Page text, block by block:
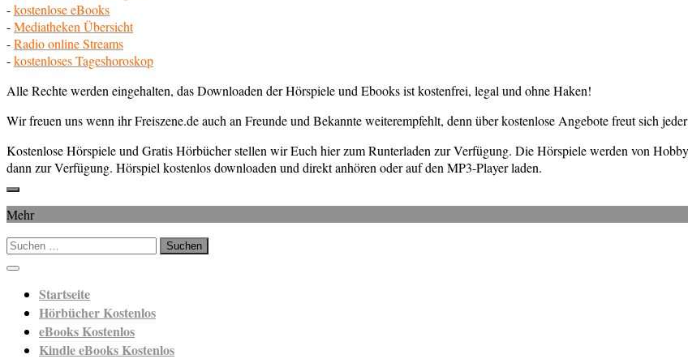
-kostenlose eBooks
-Mediatheken Übersicht
-Radio online Streams
-kostenloses Tageshoroskop
Alle Rechte werden eingehalten, das Downloaden der Hörspiele und Ebooks ist kostenfrei, legal und ohne Haken!
Wir freuen uns wenn ihr Freiszene.de auch an Freunde und Bekannte weiterempfehlt, denn über kostenlose Angebote freut sich
Kostenlose Hörspiele und Gratis Hörbücher stellen wir Euch hier zum Runterladen zur Verfügung. Die Hörspiele werden von
dann zur Verfügung. Hörspiel kostenlos downloaden und direkt anhören oder auf den MP3-Player laden.
Mehr
Suchen
Startseite
Hörbücher Kostenlos
eBooks Kostenlos
Kindle eBooks Kostenlos